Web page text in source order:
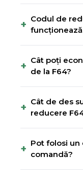
+ Codul de
+ Cât poți
de la F64?
+ Cât de des
reducere
+ Pot folosi un
comandă?